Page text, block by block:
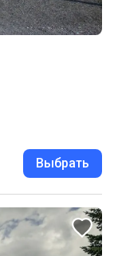
Выбрать